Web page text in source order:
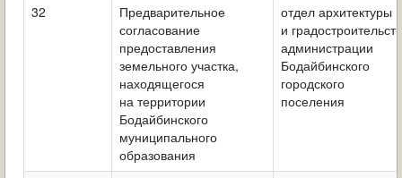
32
Предварительное
согласование
предоставления
земельного участка,
находящегося
на территории
Бодайбинского
муниципального
образования
отдел архитектуры
и
администрации
Бодайбинского
городского
поселения